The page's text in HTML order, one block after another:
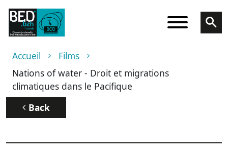
Skip to main content
Breadcrumb
Accueil
Films
Nations of water - Droit et migrations
climatiques dans le Pacifique
Back